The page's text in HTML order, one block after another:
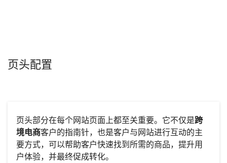
页头配置
页头部分在每个网站页面上都至关重要。它不仅是跨
境电商客户的指南针，也是客户与网站进行互动的主
要方式，可以帮助客户快速找到所需的商品，提升用
户体验，并最终促成转化。